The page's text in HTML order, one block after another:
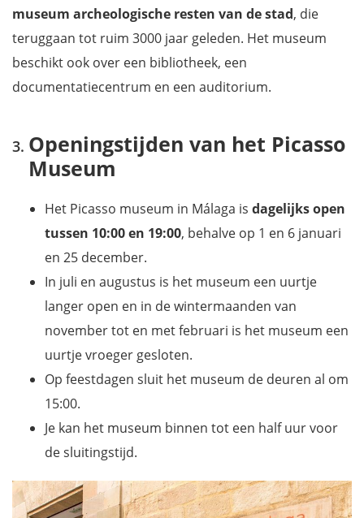
museum archeologische resten van de stad, die
teruggaan tot ruim 3000 jaar geleden. Het museum
beschikt ook over een bibliotheek, een
documentatiecentrum en een auditorium.
Openingstijden van het Picasso
Museum
Het Picasso museum in Málaga is dagelijks open
tussen 10:00 en 19:00, behalve op 1 en 6 januari
en 25 december.
In juli en augustus is het museum een uurtje
langer open en in de wintermaanden van
november tot en met februari is het museum een
uurtje vroeger gesloten.
Op feestdagen sluit het museum de deuren al om
15:00.
Je kan het museum binnen tot een half uur voor
de sluitingstijd.